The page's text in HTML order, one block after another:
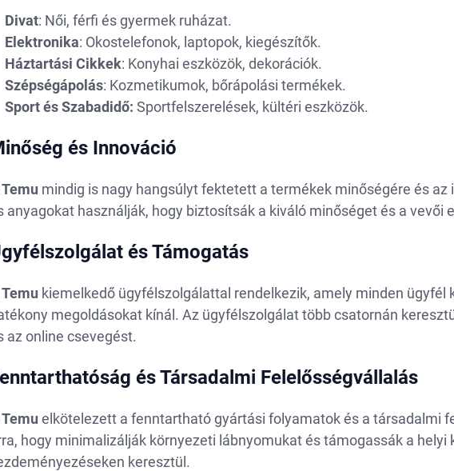
Divat: Női, férfi és gyermek ruházat.
Elektronika: Okostelefonok, laptopok, kiegészítők.
Háztartási Cikkek: Konyhai eszközök, dekorációk.
Szépségápolás: Kozmetikumok, bőrápolási termékek.
Sport és Szabadidő: Sportfelszerelések, kültéri eszközök.
és Innováció
Temu mindig is nagy hangsúlyt fektetett a termékek minőségére és
anyagokat használják, hogy biztosítsák a kiváló minőséget és a vevői
és Támogatás
Temu kiemelkedő ügyfélszolgálattal rendelkezik, amely minden ügyfél
megoldásokat kínál. Az ügyfélszolgálat több csatornán
az online csevegést.
és Társadalmi Felelősségvállalás
Temu elkötelezett a fenntartható gyártási folyamatok és a társadalmi
hogy minimalizálják környezeti lábnyomukat és támogassák a helyi
keresztül.